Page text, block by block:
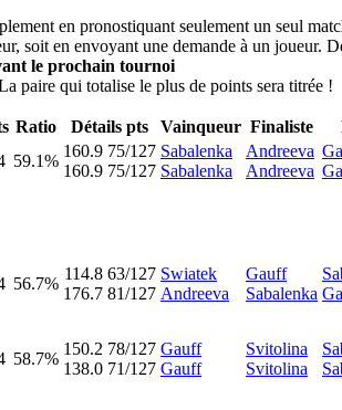
en pronostiquant seulement un seul
soit en envoyant une demande à un joueur.
le prochain tournoi
paire qui totalise le plus de points sera titrée !
Ratio Détails pts Vainqueur Finaliste
59.1%
160.9
160.9
75/127
75/127
Sabalenka
Sabalenka
Andreeva
Andreeva
56.7%
114.8
176.7
63/127
81/127
Swiatek
Andreeva
Gauff
Sabalenka
58.7%
150.2
138.0
78/127
71/127
Gauff
Gauff
Svitolina
Svitolina